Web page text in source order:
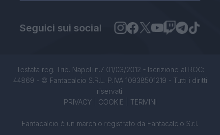
Seguici sui social
Testata reg. Trib. Napoli n.7 01/03/2012 - Iscrizione al ROC:
44869 - © Fantacalcio S.R.L. P.IVA 10938501219 - Tutti i diritti
riservati.
PRIVACY| COOKIE TERMINI
Fantacalcio è un marchio registrato da Fantacalcio S.r.l.